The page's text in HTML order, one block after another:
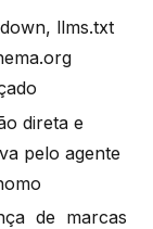
llms.txt
direta e
pelo agente
de marcas